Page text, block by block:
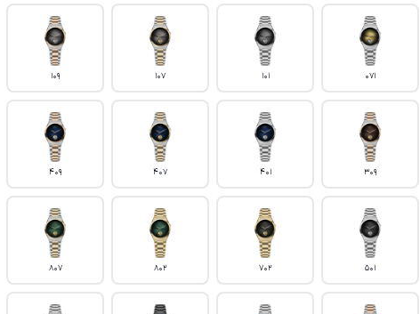
071
101
107
109
309
401
407
409
501
702
802
807